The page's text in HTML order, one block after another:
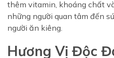
thêm vitamin, khoáng chất
những người quan tâm đến
người ăn kiêng.
Hương Vị Độc